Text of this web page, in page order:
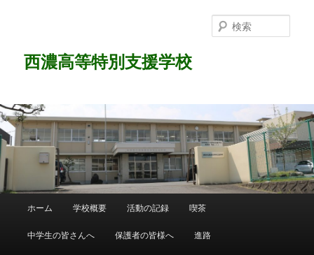
西濃高等特別支援学校
索
メ
イ
ホーム 学校概要 活動の記録 喫茶
中学生の皆さんへ 保護者の皆様へ 進路